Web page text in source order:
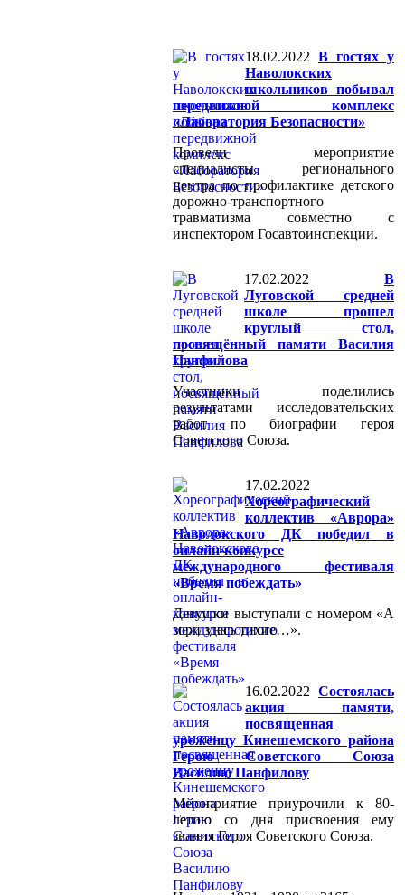
18.02.2022 В гостях у
Наволокских
школьников побывал
передвижной комплекс
«Лаборатория Безопасности»
Провели мероприятие
специалисты регионального
центра по профилактике детского
дорожно-транспортного
травматизма совместно с
инспектором Госавтоинспекции.
17.02.2022
В
Луговской средней
школе прошел
круглый стол,
посвящённый памяти Василия
Панфилова
Участники поделились
результатами исследовательских
работ по биографии героя
Советского Союза.
17.02.2022
Хореографический
коллектив «Аврора»
Наволокского ДК победил в
онлайн-конкурсе
международного фестиваля
«Время побеждать»
Девушки выступали с номером «А
зори здесь тихие…».
16.02.2022 Состоялась
акция памяти,
посвященная
уроженцу Кинешемского района
Герою Советского Союза
Василию Панфилову
Мероприятие приурочили к 80-
летию со дня присвоения ему
звания Героя Советского Союза.